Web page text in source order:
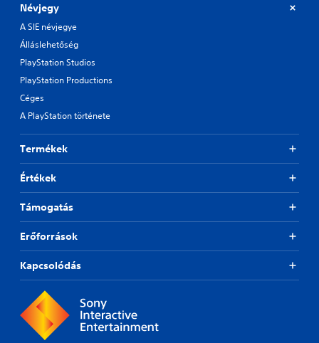
Névjegy
A SIE névjegye
Álláslehetőség
PlayStation Studios
PlayStation Productions
Céges
A PlayStation története
Termékek
Értékek
Támogatás
Erőforrások
Kapcsolódás